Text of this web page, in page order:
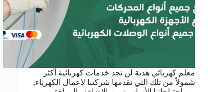
معلم كهربائي هدية لن تجد خدمات كهربائية أكثر
شمولاً من تلك التي تقدمها شركتنا لاعمال الكهرباء,